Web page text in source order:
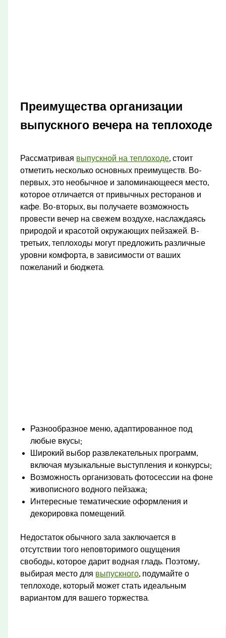
Преимущества организации
выпускного вечера на теплоходе
Рассматривая выпускной на теплоходе, стоит
отметить несколько основных преимуществ. Во-
первых, это необычное и запоминающееся место,
которое отличается от привычных ресторанов и
кафе. Во-вторых, вы получаете возможность
провести вечер на свежем воздухе, наслаждаясь
природой и красотой окружающих пейзажей. В-
третьих, теплоходы могут предложить различные
уровни комфорта, в зависимости от ваших
пожеланий и бюджета.
Разнообразное меню, адаптированное под
любые вкусы;
Широкий выбор развлекательных программ,
включая музыкальные выступления и конкурсы;
Возможность организовать фотосессии на фоне
живописного водного пейзажа;
Интересные тематические оформления и
декорировка помещений.
Недостаток обычного зала заключается в
отсутствии того неповторимого ощущения
свободы, которое дарит водная гладь. Поэтому,
выбирая место для выпускного, подумайте о
теплоходе, который может стать идеальным
вариантом для вашего торжества.